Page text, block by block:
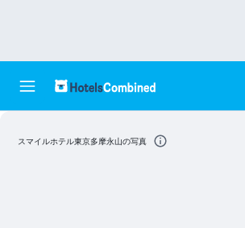
スマイルホテル東京多摩永山の写真